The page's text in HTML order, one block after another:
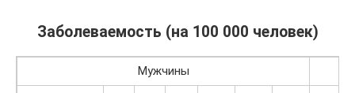
Заболеваемость (на 100 000 человек)
Мужчины